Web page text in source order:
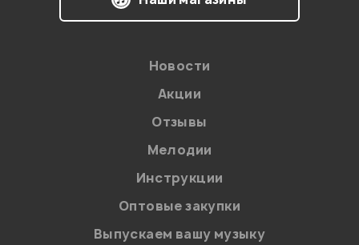
соответствии сПолитикой в отношении обработки
персональных данных.
Новости
Акции
Отзывы
Мелодии
Инструкции
Оптовые закупки
Выпускаем вашу музыку